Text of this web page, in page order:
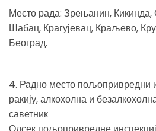
Место рада: Зрењанин,
Шабац, Крагујевац, Краљево,
Београд.
4. Радно место пољопривредни
ракију, алкохолна и
саветник